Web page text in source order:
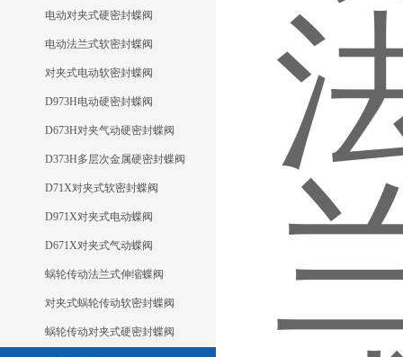
电动对夹式硬密封蝶阀
电动法兰式软密封蝶阀
对夹式电动软密封蝶阀
D973H电动硬密封蝶阀
D673H对夹气动硬密封蝶阀
D373H多层次金属硬密封蝶阀
D71X对夹式软密封蝶阀
D971X对夹式电动蝶阀
D671X对夹式气动蝶阀
蜗轮传动法兰式伸缩蝶阀
对夹式蜗轮传动软密封蝶阀
蜗轮传动对夹式硬密封蝶阀